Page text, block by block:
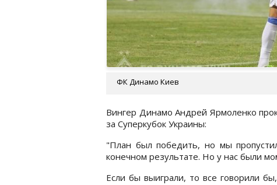
ФК Динамо Киев
Вингер Динамо Андрей Ярмоленко
за Суперкубок Украины:
"План был победить, но мы
конечном результате. Но у нас были
Если бы выиграли, то все говорили